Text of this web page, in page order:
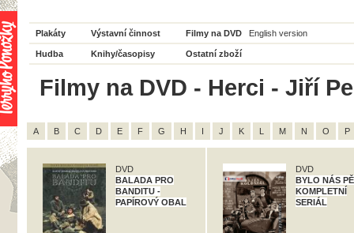
Plakáty Výstavní činnost Filmy na DVD English version
Hudba Knihy/časopisy Ostatní zboží
Filmy na DVD - Herci - Jiří
A B C D E F G H I J K L M N O P
DVD
BALADA PRO
BANDITU -
PAPÍROVÝ OBAL
DVD
BYLO NÁS
KOMPLETNÍ
SERIÁL